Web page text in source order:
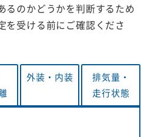
るのかどうかを判断するため
を受ける前にご確認くださ
外装・ 内装
排気量・
走行状態